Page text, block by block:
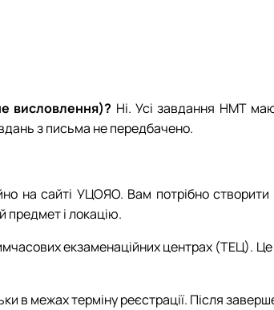
висловлення)? Ні. Усі завдання НМТ
з письма не передбачено.
на сайті УЦОЯО. Вам потрібно
предмет і локацію.
екзаменаційних центрах (ТЕЦ). Це
в межах терміну реєстрації. Після